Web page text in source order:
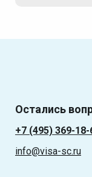
Остались
+7 (495) 369-18-
info@visa-sc.ru